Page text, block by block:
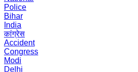
Police
Bihar
India
कांग्रेस
Accident
Congress
Modi
Delhi